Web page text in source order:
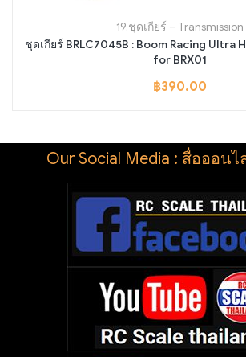
19.ชุดเกียร์ – Transmission
ชุดเกียร์ BRLC7045B : Boom Racing Ultra
for BRX01
฿390.00
Our Social Media : สื่อออนไ